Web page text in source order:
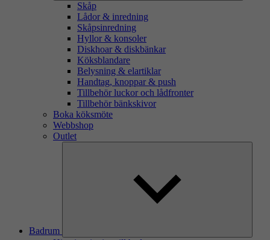
Skåp
Lådor & inredning
Skåpsinredning
Hyllor & konsoler
Diskhoar & diskbänkar
Köksblandare
Belysning & elartiklar
Handtag, knoppar & push
Tillbehör luckor och lådfronter
Tillbehör bänkskivor
Boka köksmöte
Webbshop
Outlet
Badrum